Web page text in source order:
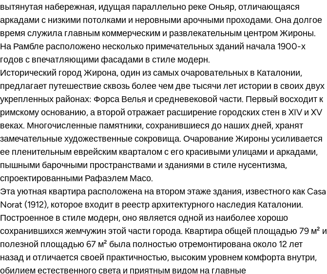
вытянутая набережная, идущая параллельно реке Оньяр, отличающаяся
аркадами с низкими потолками и неровными арочными проходами. Она долгое
время служила главным коммерческим и развлекательным центром Жироны.
На Рамбле расположено несколько примечательных зданий начала 1900-х
годов с впечатляющими фасадами в стиле модерн.
Исторический город Жирона, один из самых очаровательных в Каталонии,
предлагает путешествие сквозь более чем две тысячи лет истории в своих двух
укрепленных районах: Форса Велья и средневековой части. Первый восходит к
римскому основанию, а второй отражает расширение городских стен в XIV и XV
веках. Многочисленные памятники, сохранившиеся до наших дней, хранят
замечательные художественные сокровища. Очарование Жироны усиливается
ее пленительным еврейским кварталом с его красивыми улицами и аркадами,
пышными барочными пространствами и зданиями в стиле нусентизма,
спроектированными Рафаэлем Масо.
Эта уютная квартира расположена на втором этаже здания, известного как Casa
Norat (1912), которое входит в реестр архитектурного наследия Каталонии.
Построенное в стиле модерн, оно является одной из наиболее хорошо
сохранившихся жемчужин этой части города. Квартира общей площадью 79 м² и
полезной площадью 67 м² была полностью отремонтирована около 12 лет
назад и отличается своей практичностью, высоким уровнем комфорта внутри,
обилием естественного света и приятным видом на главные